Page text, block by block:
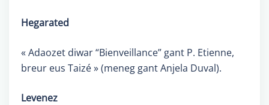
Hegarated
« Adaozet diwar “Bienveillance” gant P. Etienne,
breur eus Taizé » (meneg gant Anjela Duval).
Levenez